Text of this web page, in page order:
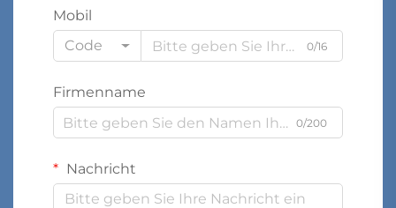
Mobil
Code
0/16
Firmenname
0/200
Nachricht